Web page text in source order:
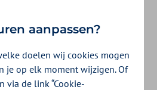
vraag
aanpassen?
doelen wij cookies mogen
je op elk moment wijzigen. Of
via de link “Cookie-